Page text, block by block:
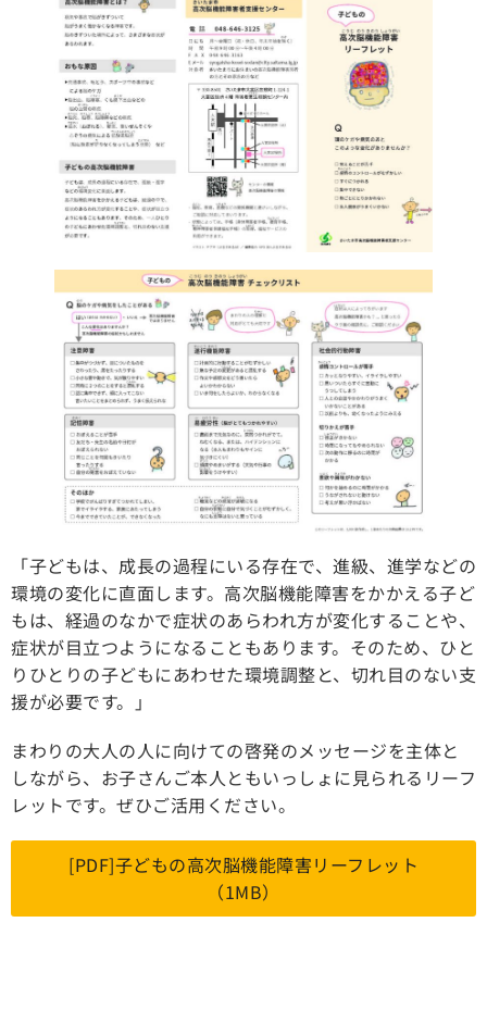
「子どもは、成長の過程にいる存在で、進級、進学などの
環境の変化に直面します。高次脳機能障害をかかえる子ど
もは、経過のなかで症状のあらわれ方が変化することや、
症状が目立つようになることもあります。そのため、ひと
りひとりの子どもにあわせた環境調整と、切れ目のない支
援が必要です。」
まわりの大人の人に向けての啓発のメッセージを主体と
しながら、お子さんご本人ともいっしょに見られるリーフ
レットです。ぜひご活用ください。
[PDF]子どもの高次脳機能障害リーフレット
（1MB）